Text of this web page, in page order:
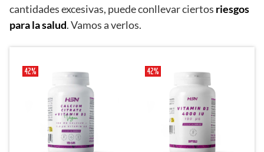
cantidades excesivas, puede conllevar ciertos riesgos
para la salud. Vamos a verlos.
42% 42%